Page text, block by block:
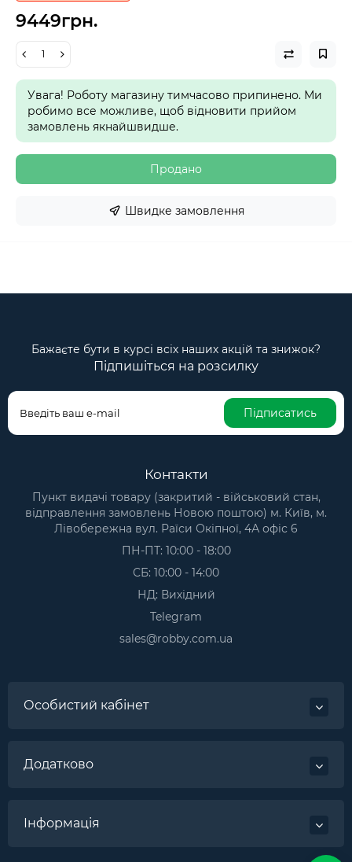
9449грн.
Увага! Роботу магазину тимчасово припинено. Ми
робимо все можливе, щоб відновити прийом
замовлень якнайшвидше.
Продано
Швидке замовлення
Бажаєте бути в курсі всіх наших акцій та знижок?
Підпишіться на розсилку
Підписатись
Контакти
Пункт видачі товару (закритий - військовий стан,
відправлення замовлень Новою поштою) м. Київ, м.
Лівобережна вул. Раїси Окіпної, 4А офіс 6
ПН-ПТ: 10:00 - 18:00
СБ: 10:00 - 14:00
НД: Вихідний
Telegram
sales@robby.com.ua
Особистий кабінет
Додатково
Інформація